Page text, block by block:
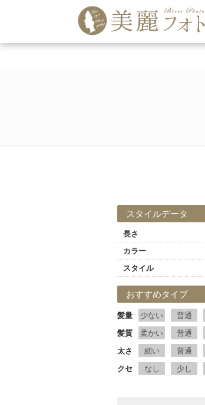
スタイルデータ
長さ
カラー
スタイル
おすすめタイプ
髪量 少ない 普通
髪質
柔かい 普通
太さ
細い 普通
クセ
なし 少し